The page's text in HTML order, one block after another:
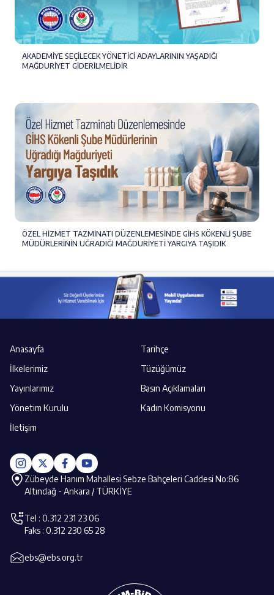
AKADEMİYE SEÇİLECEK YÖNETİCİ ADAYLARININ YAŞADIĞI
MAĞDURİYET GİDERİLMELİDİR
ÖZEL HİZMET TAZMİNATI DÜZENLEMESİNDE GİHS KÖKENLİ ŞUBE
MÜDÜRLERİNİN UĞRADIĞI MAĞDURİYETİ YARGIYA TAŞIDIK
Anasayfa
Tarihçe
İlkelerimiz
Tüzüğümüz
Yayınlarımız
Basın Açıklamaları
Yönetim Kurulu
Kadın Komisyonu
İletişim
Zübeyde Hanım Mahallesi Sebze Bahçeleri Caddesi No:86
Altındağ - Ankara / TÜRKİYE
Tel : 0.312 231 23 06
Faks : 0.312 230 65 28
ebs@ebs.org.tr